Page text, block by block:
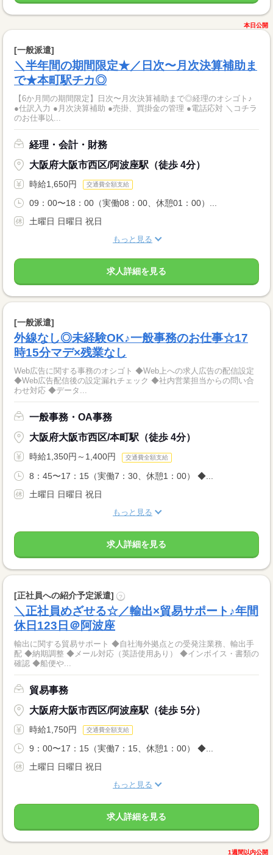
本日公開
[一般派遣]
＼半年間の期間限定★／日次〜月次決算補助ま
で★本町駅チカ◎
【6か月間の期間限定】日次〜月次決算補助まで◎経理のオシゴト♪
●仕訳入力 ●月次決算補助 ●売掛、買掛金の管理 ●電話応対 ＼コチラ
のお仕事以...
経理・会計・財務
大阪府大阪市西区/阿波座駅（徒歩 4分）
時給1,650円 交通費全額支給
09：00〜18：00（実働08：00、休憩01：00）...
土曜日 日曜日 祝日
もっと見る
求人詳細を見る
[一般派遣]
外線なし◎未経験OK♪一般事務のお仕事☆17
時15分マデ×残業なし
Web広告に関する事務のオシゴト ◆Web上への求人広告の配信設定
◆Web広告配信後の設定漏れチェック ◆社内営業担当からの問い合
わせ対応 ◆データ...
一般事務・OA事務
大阪府大阪市西区/本町駅（徒歩 4分）
時給1,350円～1,400円 交通費全額支給
8：45〜17：15（実働7：30、休憩1：00） ◆...
土曜日 日曜日 祝日
もっと見る
求人詳細を見る
[正社員への紹介予定派遣] ?
＼正社員めざせる☆／輸出×貿易サポート♪年間
休日123日＠阿波座
輸出に関する貿易サポート ◆自社海外拠点との受発注業務、輸出手
配 ◆納期調整 ◆メール対応（英語使用あり） ◆インボイス・書類の
確認 ◆船便や...
貿易事務
大阪府大阪市西区/阿波座駅（徒歩 5分）
時給1,750円 交通費全額支給
9：00〜17：15（実働7：15、休憩1：00） ◆...
土曜日 日曜日 祝日
もっと見る
求人詳細を見る
1週間以内公開